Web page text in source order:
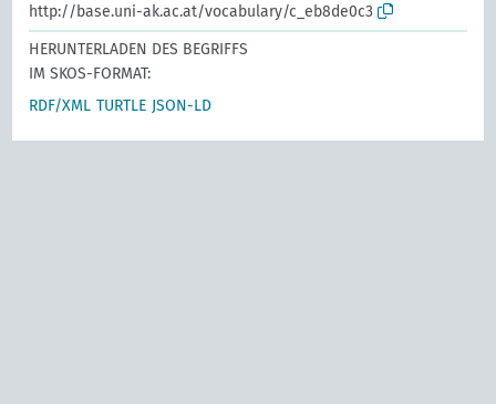
http://base.uni-ak.ac.at/vocabulary/c_eb8de0c3
HERUNTERLADEN DES BEGRIFFS
IM SKOS-FORMAT:
RDF/XML TURTLE JSON-LD